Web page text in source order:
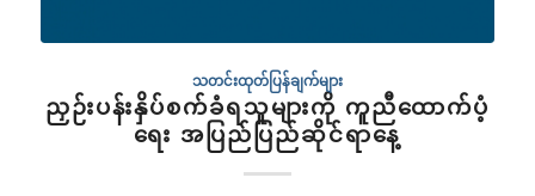
သတင်းထုတ်ပြန်ချက်များ
ညှဉ်းပန်းနှိပ်စက်ခံရသူများကို ကူညီထောက်ပံ့
ရေး အပြည်ပြည်ဆိုင်ရာနေ့